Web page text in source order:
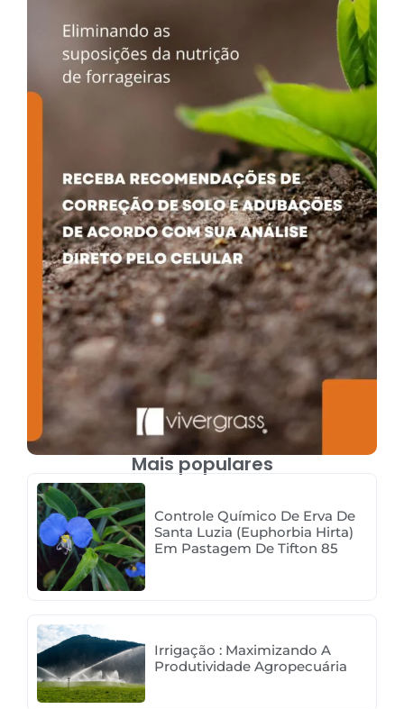
Mais populares
Controle Químico De Erva De
Santa Luzia (Euphorbia Hirta)
Em Pastagem De Tifton 85
Irrigação : Maximizando A
Produtividade Agropecuária